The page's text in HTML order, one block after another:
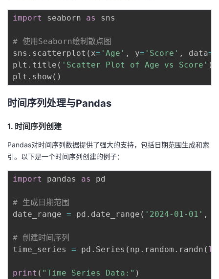
import seaborn as sns
# 使用Seaborn绘制散点图
sns . scatterplot ( x= 'Age' , y= 'Score' , data=
plt . title ( 'Scatter Plot of Age vs Score' )
plt . show( )
时间序列处理与Pandas
1. 时间序列创建
Pandas对时间序列数据提供了强大的支持，包括日期范围生成和索
引。以下是一个时间序列创建的例子：
import pandas as pd
# 生成日期范围
date_range = pd . date_range ( '2024-01-01' ,
# 创建时间序列
time_series = pd . Series ( np . random . randn (
print ( "Time Series Data:" )